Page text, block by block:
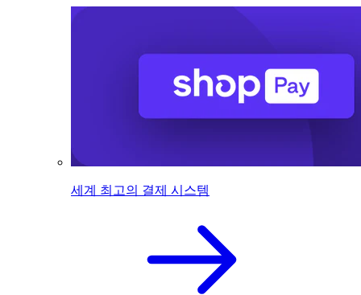
세계 최고의 결제 시스템